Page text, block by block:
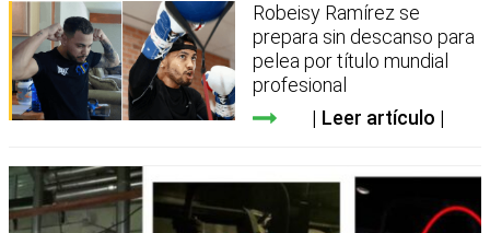
Robeisy Ramírez se
prepara sin descanso para
pelea por título mundial
profesional
Leer artículo